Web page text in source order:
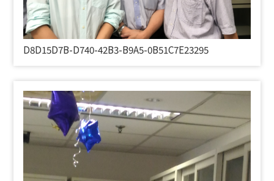
D8D15D7B-D740-42B3-B9A5-0B51C7E23295